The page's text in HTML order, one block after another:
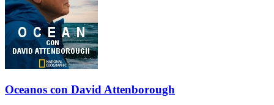
Oceanos con David Attenborough